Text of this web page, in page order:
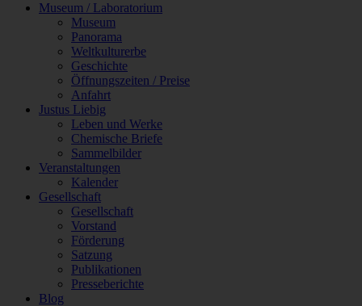
Museum / Laboratorium
Museum
Panorama
Weltkulturerbe
Geschichte
Öffnungszeiten / Preise
Anfahrt
Justus Liebig
Leben und Werke
Chemische Briefe
Sammelbilder
Veranstaltungen
Kalender
Gesellschaft
Gesellschaft
Vorstand
Förderung
Satzung
Publikationen
Presseberichte
Blog